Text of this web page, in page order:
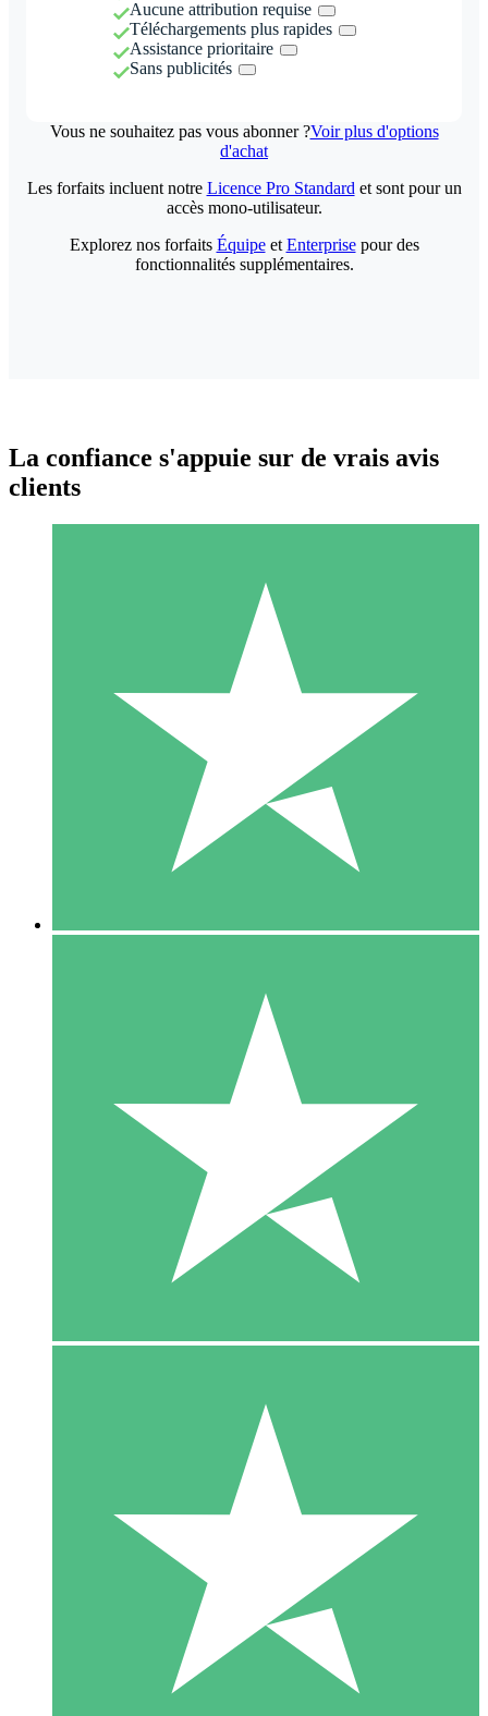
Aucune attribution requise
Téléchargements plus rapides
Assistance prioritaire
Sans publicités
Vous ne souhaitez pas vous abonner ?Voir plus d'options
d'achat
Packs de Crédits Individuels
Payez à l'utilisation avec des crédits de téléchargement. Sans
1 Téléchargement
10 00
10 Téléchargements
20 00
Les forfaits incluent notre Licence Pro Standard et sont pour un
accès mono-utilisateur.
Explorez nos forfaits Équipeet Enterprisepour des
fonctionnalités supplémentaires.
La confiance s'appuie sur de vrais avis
clients